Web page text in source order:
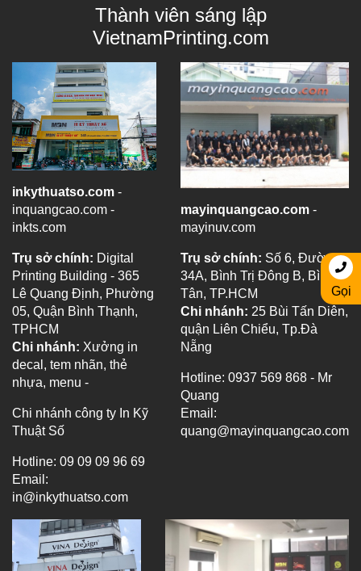
Thành viên sáng lập
VietnamPrinting.com
inkythuatso.com -
inquangcao.com -
inkts.com
Trụ sở chính: Digital
Printing Building - 365
Lê Quang Định, Phường
05, Quận Bình Thạnh,
TPHCM
Chi nhánh: Xưởng in
decal, tem nhãn, thẻ
nhựa, menu -
Chi nhánh công ty In Kỹ
Thuật Số
Hotline: 09 09 09 96 69
Email:
in@inkythuatso.com
mayinquangcao.com -
mayinuv.com
Trụ sở chính: Số 6, Đường
34A, Bình Trị Đông B, Bình
Tân, TP.HCM
Chi nhánh: 25 Bùi Tấn Diên,
quận Liên Chiểu, Tp.Đà
Nẵng
Hotline: 0937 569 868 - Mr
Quang
Email:
quang@mayinquangcao.com
Gọi